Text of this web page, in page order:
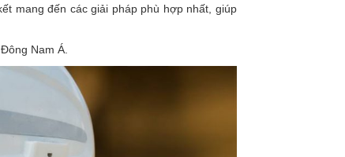
mang đến các giải pháp phù hợp nhất, giúp
Nam Á.